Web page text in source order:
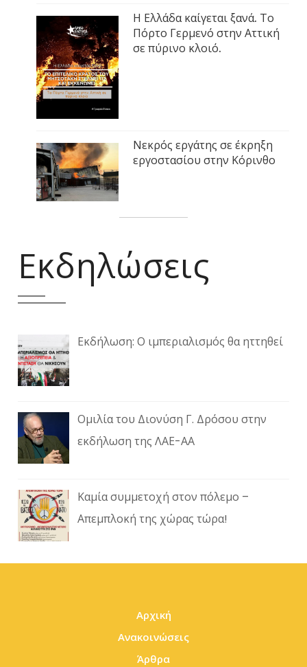
Η Ελλάδα καίγεται ξανά. Το
Πόρτο Γερμενό στην Αττική
σε πύρινο κλοιό.
Νεκρός εργάτης σε έκρηξη
εργοστασίου στην Κόρινθο
Εκδηλώσεις
Εκδήλωση: Ο ιμπεριαλισμός θα ηττηθεί
Ομιλία του Διονύση Γ. Δρόσου στην
εκδήλωση της ΛΑΕ-ΑΑ
Καμία συμμετοχή στον πόλεμο –
Απεμπλοκή της χώρας τώρα!
Αρχική
Ανακοινώσεις
Άρθρα